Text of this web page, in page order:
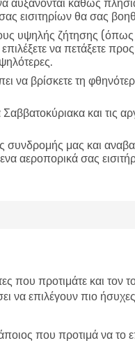
αυξάνονται καθώς
εισιτηρίων θα σας
υψηλής ζήτησης (όπως
να πετάξετε
να βρίσκετε τη
και τις
συνδρομής μας και
αεροπορικά σας
που προτιμάτε και τον
να επιλέγουν πιο
που προτιμά να το